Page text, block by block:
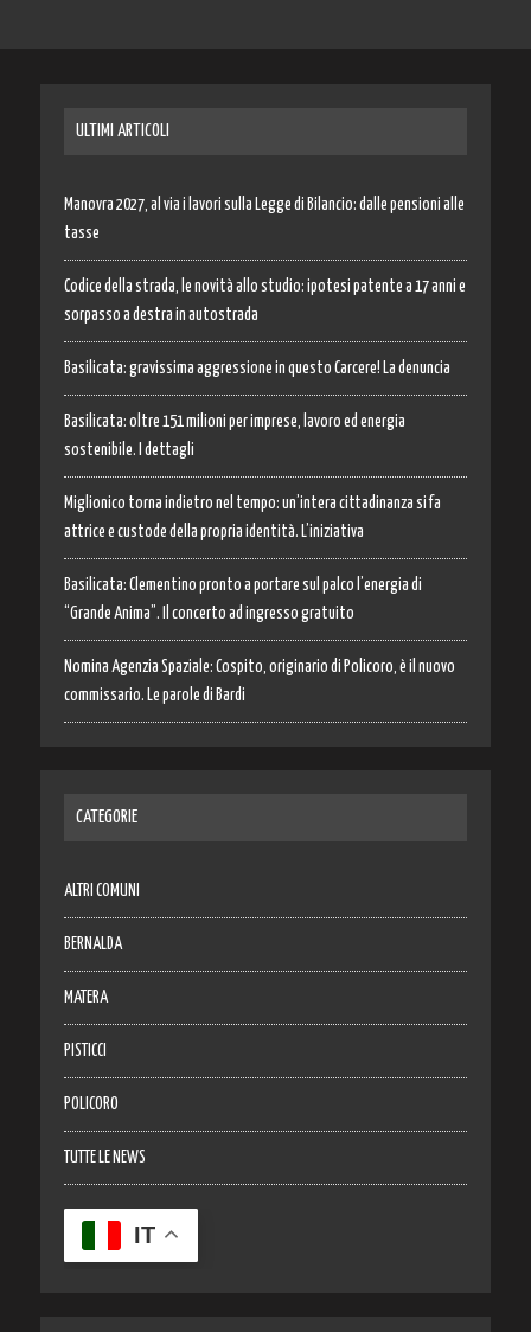
ULTIMI ARTICOLI
Manovra 2027, al via i lavori sulla Legge di Bilancio: dalle pensioni alle
tasse
Codice della strada, le novità allo studio: ipotesi patente a 17 anni e
sorpasso a destra in autostrada
Basilicata: gravissima aggressione in questo Carcere! La denuncia
Basilicata: oltre 151 milioni per imprese, lavoro ed energia
sostenibile. I dettagli
Miglionico torna indietro nel tempo: un’intera cittadinanza si fa
attrice e custode della propria identità. L’iniziativa
Basilicata: Clementino pronto a portare sul palco l’energia di
“Grande Anima”. Il concerto ad ingresso gratuito
Nomina Agenzia Spaziale: Cospito, originario di Policoro, è il nuovo
commissario. Le parole di Bardi
CATEGORIE
ALTRI COMUNI
BERNALDA
MATERA
PISTICCI
POLICORO
TUTTE LE NEWS
IT